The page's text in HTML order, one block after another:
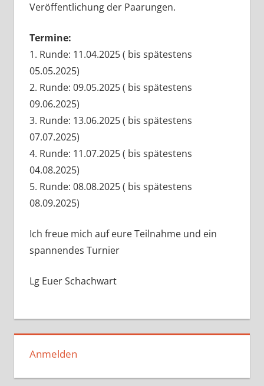
Veröffentlichung der Paarungen.
Termine:
1. Runde: 11.04.2025 ( bis spätestens
05.05.2025)
2. Runde: 09.05.2025 ( bis spätestens
09.06.2025)
3. Runde: 13.06.2025 ( bis spätestens
07.07.2025)
4. Runde: 11.07.2025 ( bis spätestens
04.08.2025)
5. Runde: 08.08.2025 ( bis spätestens
08.09.2025)
Ich freue mich auf eure Teilnahme und ein
spannendes Turnier
Lg Euer Schachwart
Anmelden